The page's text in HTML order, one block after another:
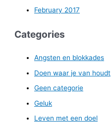
February 2017
Categories
Angsten en blokkades
Doen waar je van houdt
Geen categorie
Geluk
Leven met een doel